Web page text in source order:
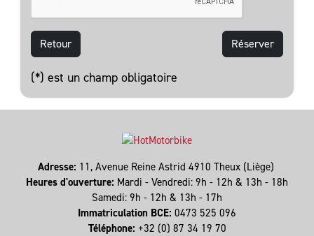
Retour
(*) est un champ obligatoire
Adresse: 11, Avenue Reine Astrid 4910 Theux (Liège)
Heures d'ouverture: Mardi - Vendredi: 9h - 12h & 13h - 18h
Samedi: 9h - 12h & 13h - 17h
Immatriculation BCE: 0473 525 096
Téléphone: +32 (0) 87 34 19 70